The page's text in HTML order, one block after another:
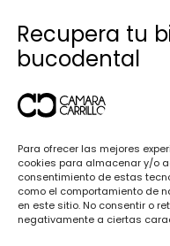
Para ofrecer las mejores
cookies para almacenar y/o
consentimiento de estas
como el comportamiento de
en este sitio. No consentir o
negativamente a ciertas
Recupera tu
bucodental
No dejes que el dolor
día. Una revisión a
crónicos.
¿Crees que
dientes por la